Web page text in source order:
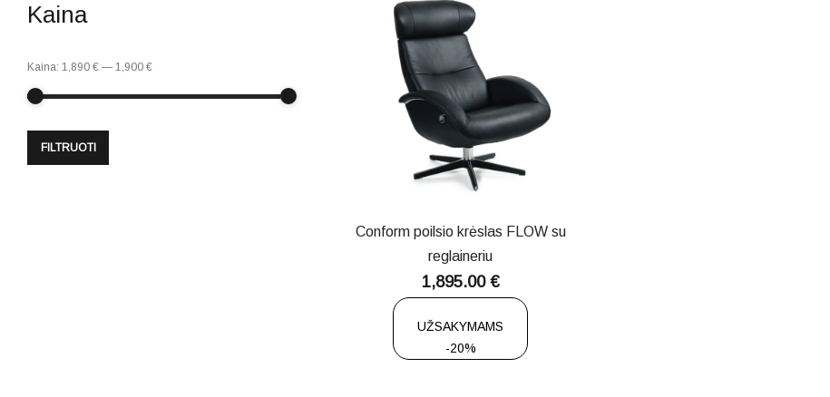
Conform poilsio krėslas FLOW su
reglaineriu
1,895.00 €
UŽSAKYMAMS
-20%
Kaina
FILTRUOTI
Kaina: 1,890 € — 1,900 €